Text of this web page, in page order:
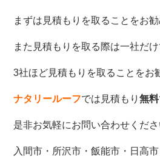
まずは見積もりを取ることをお勧
また見積もりを取る際は一社だけ
3社ほど見積もりを取ることをお
ナタリールーフでは見積もり無料
是非お気軽にお問い合わせくださ
入間市・所沢市・飯能市・日高